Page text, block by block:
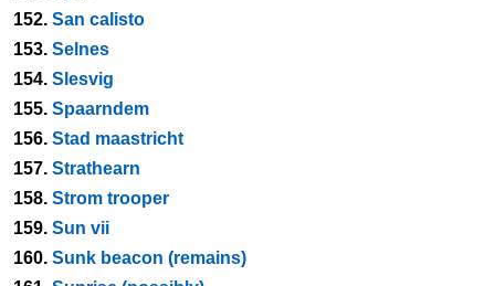
152. San calisto
153. Selnes
154. Slesvig
155. Spaarndem
156. Stad maastricht
157. Strathearn
158. Strom trooper
159. Sun vii
160. Sunk beacon (remains)